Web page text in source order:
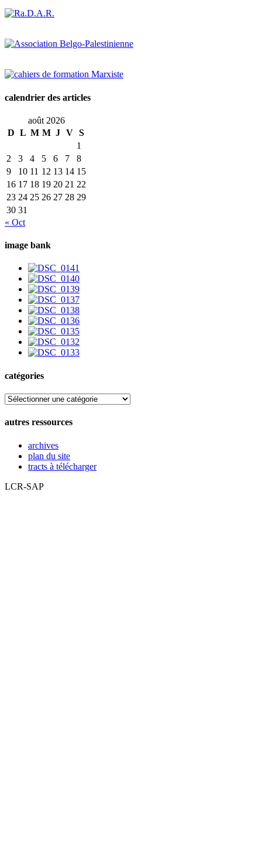
calendrier des articles
août 2026
D L M M J V S
1
2
3 4 5 6 7
8
9
10 11 12 13 14 15
16 17 18 19 20 21 22
23 24 25 26 27 28 29
30 31
« Oct
image bank
catégories
catégories
autres ressources
archives
plan du site
tracts à télécharger
LCR-SAP